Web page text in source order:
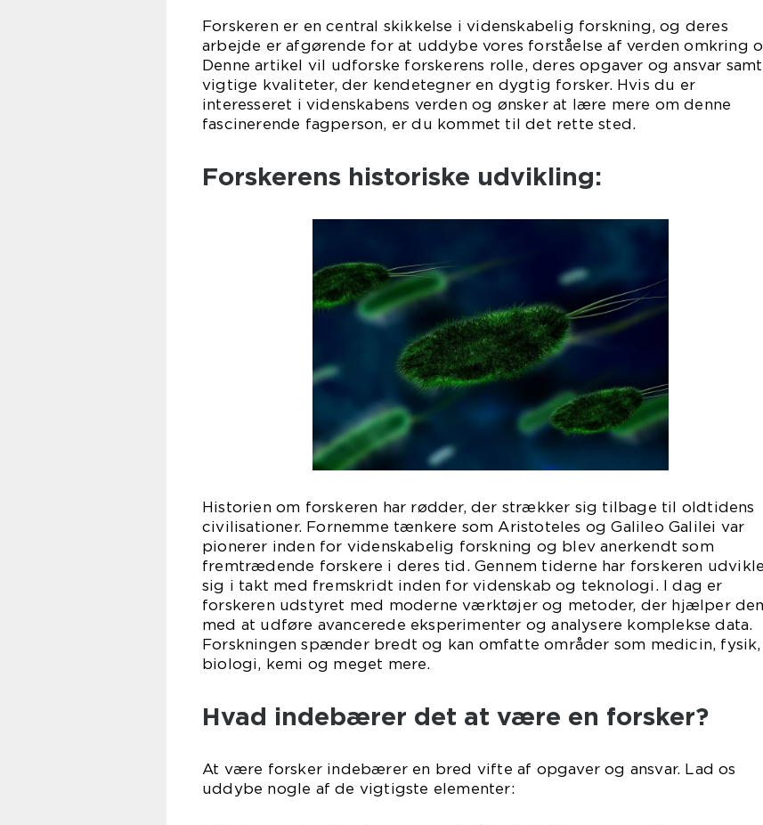
Forskeren er en central skikkelse i videnskabelig forskning, og deres
arbejde er afgørende for at uddybe vores forståelse af verden omkring
Denne artikel vil udforske forskerens rolle, deres opgaver og ansvar samt
vigtige kvaliteter, der kendetegner en dygtig forsker. Hvis du er
interesseret i videnskabens verden og ønsker at lære mere om denne
fascinerende fagperson, er du kommet til det rette sted.
Forskerens historiske udvikling:
Historien om forskeren har rødder, der strækker sig tilbage til oldtidens
civilisationer. Fornemme tænkere som Aristoteles og Galileo Galilei var
pionerer inden for videnskabelig forskning og blev anerkendt som
fremtrædende forskere i deres tid. Gennem tiderne har forskeren
sig i takt med fremskridt inden for videnskab og teknologi. I dag er
forskeren udstyret med moderne værktøjer og metoder, der hjælper
med at udføre avancerede eksperimenter og analysere komplekse data.
Forskningen spænder bredt og kan omfatte områder som medicin, fysik,
biologi, kemi og meget mere.
Hvad indebærer det at være en forsker?
At være forsker indebærer en bred vifte af opgaver og ansvar. Lad os
uddybe nogle af de vigtigste elementer: